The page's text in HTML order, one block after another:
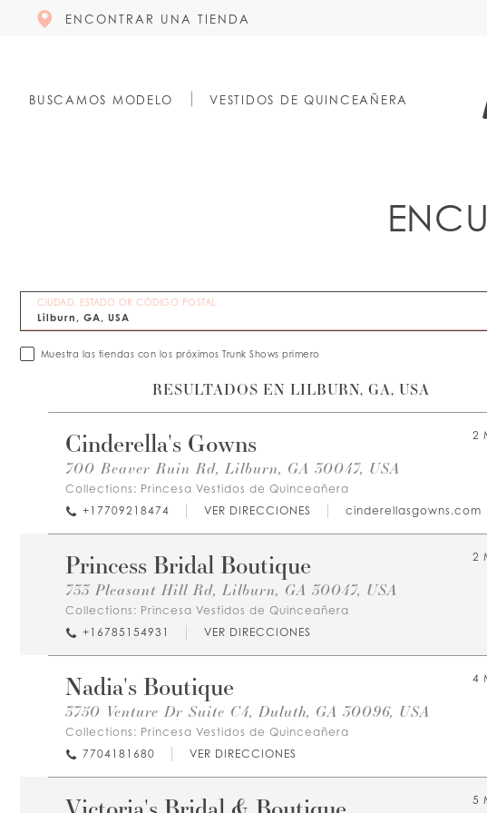
ENCONTRAR UNA TIENDA
BUSCAMOS MODELO VESTIDOS DE QUINCEAÑERA
CIUDAD, ESTADO OR CÓDIGO POSTAL
Muestra las tiendas con los próximos Trunk Shows primero
RESULTADOS EN LILBURN, GA, USA
2
Cinderella's Gowns
700 Beaver Ruin Rd, Lilburn, GA 30047, USA
Collections: Princesa Vestidos de Quinceañera
+17709218474
VER DIRECCIONES cinderellasgowns.com
2
Princess Bridal Boutique
733 Pleasant Hill Rd, Lilburn, GA 30047, USA
Collections: Princesa Vestidos de Quinceañera
+16785154931
VER DIRECCIONES
4
Nadia's Boutique
3750 Venture Dr Suite C4, Duluth, GA 30096, USA
Collections: Princesa Vestidos de Quinceañera
7704181680
VER DIRECCIONES
5